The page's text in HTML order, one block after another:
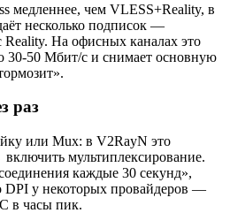
медленнее, чем VLESS+Reality, в
несколько подписок —
Reality. На офисных каналах это
30-50 Мбит/с и снимает основную
раз
или Mux: в V2RayN это
мультиплексирование.
каждые 30 секунд»,
DPI у некоторых провайдеров —
в часы пик.